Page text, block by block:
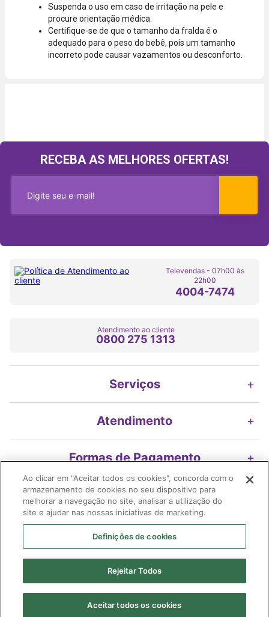
Suspenda o uso em caso de irritação na pele e
procure orientação médica.
Certifique-se de que o tamanho da fralda é o
adequado para o peso do bebê, pois um tamanho
incorreto pode causar vazamentos ou desconforto.
RECEBA AS MELHORES OFERTAS!
Televendas - 07h00 às
22h00
4004-7474
Atendimento ao cliente
0800 275 1313
Serviços +
Atendimento +
Formas de Pagamento +
Nossos Selos
Imifarma Produtos Farmacêuticos e Cosméticos S/A | Extrafarma |
04.899.316/0478-58| I.E. 119.116.200.116| Avenida Braz Leme, 2175 -
| AFE:
Ao clicar em "Aceitar todos os cookies", concorda com o
armazenamento de cookies no seu dispositivo para
melhorar a navegação no site, analisar a utilização do
site e ajudar nas nossas iniciativas de marketing.
Definições de cookies
Rejeitar Todos
Aceitar todos os cookies